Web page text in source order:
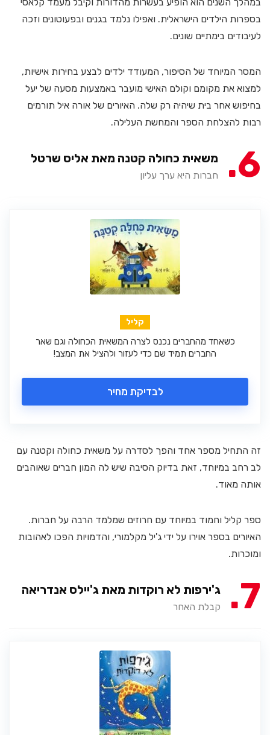
בספרות הילדים הישראלית. ואפילו נלמד בגנים ובפעוטונים וזכה
לעיבודים בימתיים שונים.
המסר המיוחד של הסיפור, המעודד ילדים לבצע בחירות אישיות,
למצוא את מקומם וקולם האישי מועבר באמצעות מסעה של יעל
בחיפוש אחר בית שיהיה רק שלה. האיורים של אורה איל תורמים
רבות להצלחת הספר והמחשת העלילה.
6 משאית כחולה קטנה מאת אליס שרטל
חברות היא ערך עליון
קליל
כשאחד מהחברים נכנס לצרה המשאית הכחולה וגם שאר
החברים תמיד שם כדי לעזור ולהציל את המצב!
לבדיקת מחיר
זה התחיל מספר אחד והפך לסדרה על משאית כחולה וקטנה עם
לב רחב במיוחד, זאת בדיוק הסיבה שיש לה המון חברים שאוהבים
אותה מאוד.
ספר קליל וחמוד במיוחד עם חרוזים שמלמד הרבה על חברות.
האיורים בספר אוירו על ידי ג'יל מקלמורי, והדמויות הפכו לאהובות
ומוכרות.
7 ג'ירפות לא רוקדות מאת ג'יילס אנדריאה
קבלת האחר